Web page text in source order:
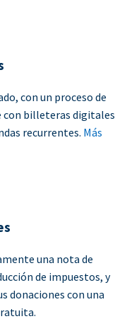
con un proceso de
con billeteras digitales
recurrentes. Más
una nota de
de impuestos, y
donaciones con una